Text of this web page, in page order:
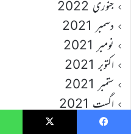
جنوری 2022
دسمبر 2021
نومبر 2021
اکتوبر 2021
ستمبر 2021
اگست 2021
جولائی 2021